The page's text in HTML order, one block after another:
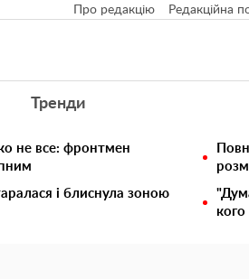
Про редакцію Редакційна
Тренди
не все: фронтмен
і блиснула зоною